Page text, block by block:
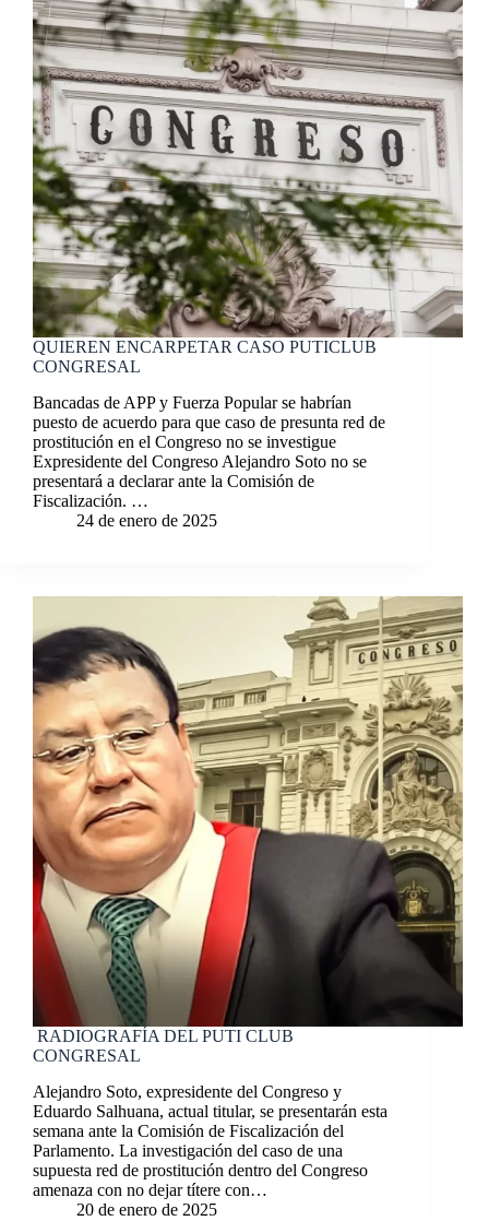
QUIEREN ENCARPETAR CASO PUTICLUB
CONGRESAL
Bancadas de APP y Fuerza Popular se habrían
puesto de acuerdo para que caso de presunta red de
prostitución en el Congreso no se investigue
Expresidente del Congreso Alejandro Soto no se
presentará a declarar ante la Comisión de
Fiscalización. …
24 de enero de 2025
RADIOGRAFÍA DEL PUTI CLUB
CONGRESAL
Alejandro Soto, expresidente del Congreso y
Eduardo Salhuana, actual titular, se presentarán esta
semana ante la Comisión de Fiscalización del
Parlamento. La investigación del caso de una
supuesta red de prostitución dentro del Congreso
amenaza con no dejar títere con…
20 de enero de 2025